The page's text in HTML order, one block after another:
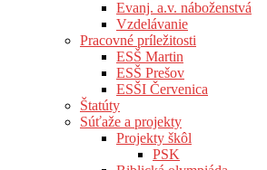
Evanj. a.v. náboženstvá
Vzdelávanie
Pracovné príležitosti
ESŠ Martin
ESŠ Prešov
ESŠI Červenica
Štatúty
Súťaže a projekty
Projekty škôl
PSK